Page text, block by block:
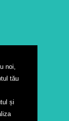
noi,
tău
și